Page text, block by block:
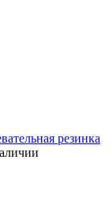
резинка